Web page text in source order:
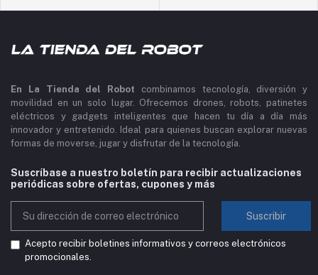
En La Tienda del Robot combinamos tecnología, diversión y
movilidad en un solo lugar. Ofrecemos drones, robots, patinetes
eléctricos y gadgets inteligentes que hacen tu día a día más
innovador y entretenido. Ideal para quienes buscan explorar nuevas
formas de moverse, jugar y disfrutar de la tecnología.
Suscríbase a nuestro boletín para recibir actualizaciones
periódicas sobre ofertas, cupones y más
Suscribir
Acepto recibir boletines informativos y correos electrónicos
promocionales.